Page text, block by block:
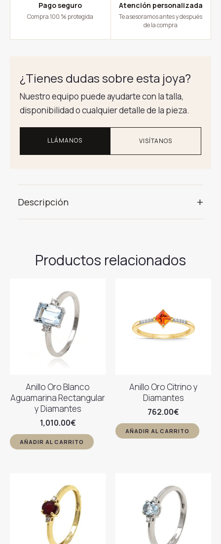
Pago seguro
Compra 100 % protegida
Atención personalizada
Te asesoramos antes y después
de la compra
¿Tienes dudas sobre esta joya?
Nuestro equipo puede ayudarte con la talla,
disponibilidad o cualquier detalle de la pieza.
LLÁMANOS VISÍTANOS
Descripción +
Productos relacionados
Anillo Oro Blanco
Aguamarina Rectangular
y Diamantes
1,010.00€
AÑADIR AL CARRITO
Anillo Oro Citrino y
Diamantes
762.00€
AÑADIR AL CARRITO